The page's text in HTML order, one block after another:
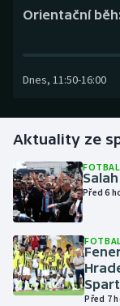
Curling
Florbal
Futsal
Golf
Gymnastika
Házená
Jezdectví
Orientační
Dnes, 11:50-16:00
Aktuality ze
FOTBAL
Před 6
Před 7